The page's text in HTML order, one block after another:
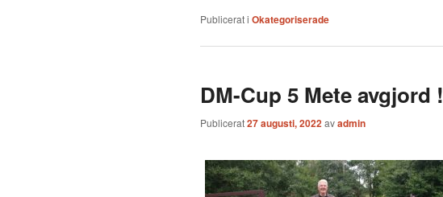
Publicerat i Okategoriserade
DM-Cup 5 Mete avgjord !
Publicerat27 augusti, 2022avadmin